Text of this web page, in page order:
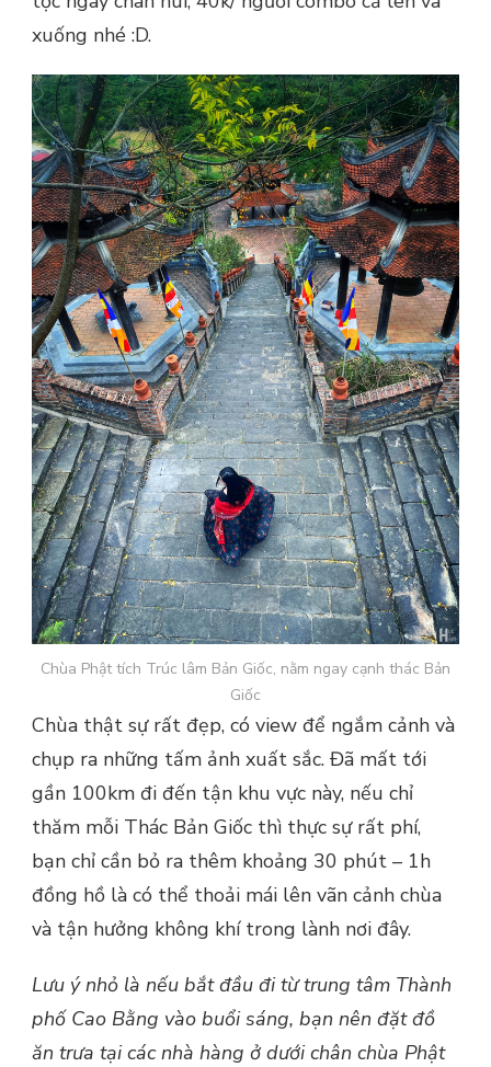
xuống nhé :D.
Chùa Phật tích Trúc lâm Bản Giốc, nằm ngay cạnh thác Bản
Giốc
Chùa thật sự rất đẹp, có view để ngắm cảnh và
chụp ra những tấm ảnh xuất sắc. Đã mất tới
gần 100km đi đến tận khu vực này, nếu chỉ
thăm mỗi Thác Bản Giốc thì thực sự rất phí,
bạn chỉ cần bỏ ra thêm khoảng 30 phút – 1h
đồng hồ là có thể thoải mái lên vãn cảnh chùa
và tận hưởng không khí trong lành nơi đây.
Lưu ý nhỏ là nếu bắt đầu đi từ trung tâm Thành
phố Cao Bằng vào buổi sáng, bạn nên đặt đồ
ăn trưa tại các nhà hàng ở dưới chân chùa Phật